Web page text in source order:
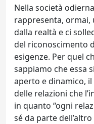
Nella società
rappresenta,
dalla realtà e ci
del riconoscimento
esigenze. Per quel
sappiamo che essa
aperto e dinamico, il
delle relazioni che
in quanto “ogni
sé da parte